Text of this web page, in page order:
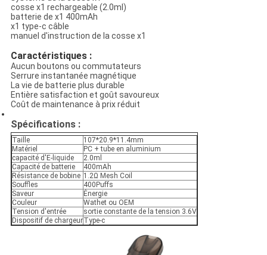
cosse x1 rechargeable (2.0ml)
batterie de x1 400mAh
x1 type-c câble
manuel d'instruction de la cosse x1
Caractéristiques :
Aucun boutons ou commutateurs
Serrure instantanée magnétique
La vie de batterie plus durable
Entière satisfaction et goût savoureux
Coût de maintenance à prix réduit
Spécifications :
Taille
107*20.9*11.4mm
Matériel
PC + tube en aluminium
capacité d'E-liquide
2.0ml
Capacité de batterie
400mAh
Résistance de bobine 1.2Ω Mesh Coil
Souffles
400Puffs
Saveur
Énergie
Couleur
Wathet ou OEM
Tension d'entrée
sortie constante de la tension 3.6V
Dispositif de chargeurType-c